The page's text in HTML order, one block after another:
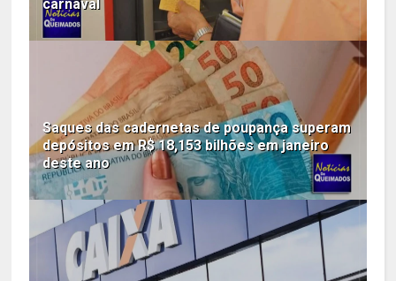
carnaval
Saques das cadernetas de poupança superam
depósitos em R$ 18,153 bilhões em janeiro
deste ano